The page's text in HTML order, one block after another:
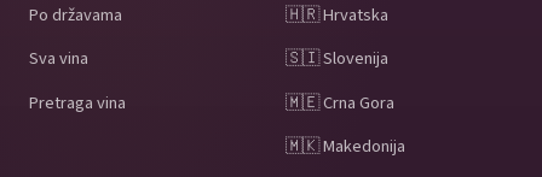
Po državama
Sva vina
Pretraga vina
🇭🇷 Hrvatska
🇸🇮 Slovenija
🇲🇪 Crna Gora
🇲🇰 Makedonija